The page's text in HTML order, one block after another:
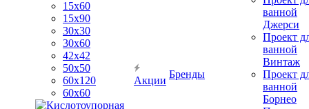
15х60
15x90
30х30
30х60
42х42
50х50
60х120
60х60
Акции
Бренды
ванной
Джерси
Проект
ванной
Винтаж
Проект
ванной
Борнео